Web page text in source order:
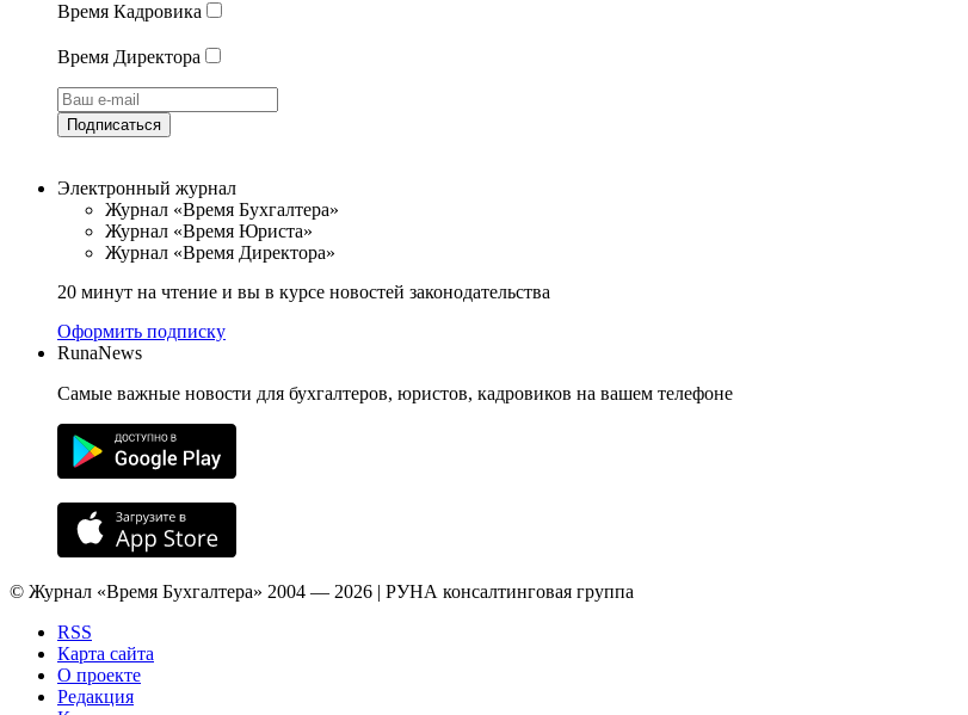
Время Кадровика
Время Директора
Подписаться
Электронный журнал
Журнал «Время Бухгалтера»
Журнал «Время Юриста»
Журнал «Время Директора»
20 минут на чтение и вы в курсе новостей законодательства
Оформить подписку
RunaNews
Самые важные новости для бухгалтеров, юристов, кадровиков на вашем телефоне
© Журнал «Время Бухгалтера» 2004 — 2026 | РУНА консалтинговая группа
RSS
Карта сайта
О проекте
Редакция